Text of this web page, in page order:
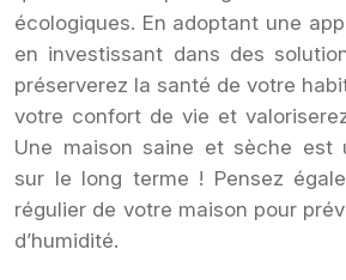
écologiques. En adoptant une
en investissant dans des
préserverez la santé de votre
votre confort de vie et
Une maison saine et sèche est
sur le long terme ! Pensez
régulier de votre maison pour
d’humidité.